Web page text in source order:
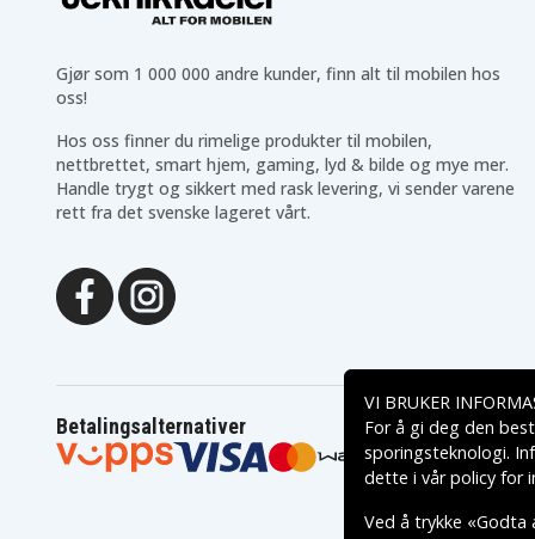
Gjør som 1 000 000 andre kunder, finn alt til mobilen hos
oss!
Hos oss finner du rimelige produkter til mobilen,
nettbrettet, smart hjem, gaming, lyd & bilde og mye mer.
Handle trygt og sikkert med rask levering, vi sender varene
rett fra det svenske lageret vårt.
Betalingsalternativer
VI BRUKER
For å gi deg den
sporingsteknologi.
dette i vårpolicy for
Ved å trykke «Godta